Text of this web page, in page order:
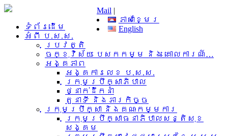
Mail |
ភាសាខ្មែរ
English
ទំព័រដើម
អំពី​ ប.ស.ស.
ប្រវត្តិ
ចក្ខុវិស័យ បេសកកម្ម និង គោលការណ៍…
អង្គភាព
អង្គការលេខ ប.ស.ស.
ក្រុមប្រឹក្សាភិបាល
ថ្នាក់ដឹកនាំ
តួនាទី និងភារកិច្ច
ក្រុមប្រឹក្សា និងគណៈកម្មការ
ក្រុមប្រឹក្សាធនាភិបាលសន្តិសុខ
សង្គម